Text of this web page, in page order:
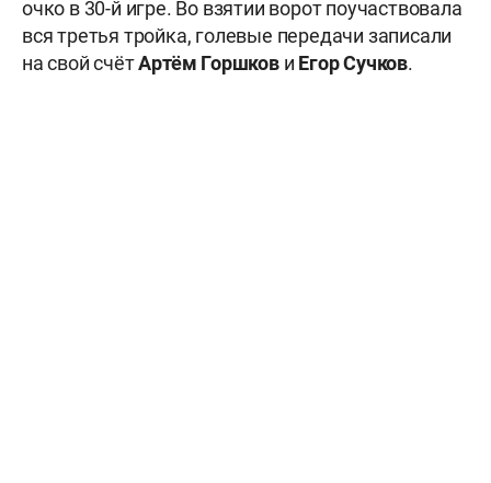
очко в 30-й игре. Во взятии ворот поучаствовала
вся третья тройка, голевые передачи записали
на свой счётАртём Горшкови Егор Сучков.